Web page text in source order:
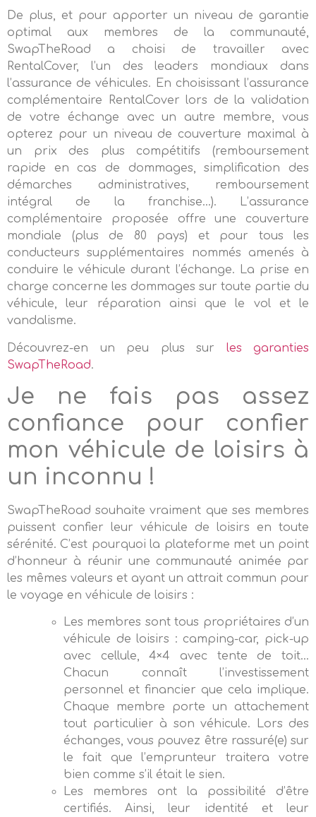
De plus, et pour apporter un niveau de garantie
optimal aux membres de la communauté,
SwapTheRoad a choisi de travailler avec
RentalCover, l’un des leaders mondiaux dans
l’assurance de véhicules. En choisissant l’assurance
complémentaire RentalCover lors de la validation
de votre échange avec un autre membre, vous
opterez pour un niveau de couverture maximal à
un prix des plus compétitifs (remboursement
rapide en cas de dommages, simplification des
démarches administratives, remboursement
intégral de la franchise…). L’assurance
complémentaire proposée offre une couverture
mondiale (plus de 80 pays) et pour tous les
conducteurs supplémentaires nommés amenés à
conduire le véhicule durant l’échange. La prise en
charge concerne les dommages sur toute partie du
véhicule, leur réparation ainsi que le vol et le
vandalisme.
Découvrez-en un peu plus sur les garanties
SwapTheRoad.
Je ne fais pas assez
confiance pour confier
mon véhicule de loisirs à
un inconnu !
SwapTheRoad souhaite vraiment que ses membres
puissent confier leur véhicule de loisirs en toute
sérénité. C’est pourquoi la plateforme met un point
d’honneur à réunir une communauté animée par
les mêmes valeurs et ayant un attrait commun pour
le voyage en véhicule de loisirs :
Les membres sont tous propriétaires d’un
véhicule de loisirs : camping-car, pick-up
avec cellule, 4×4 avec tente de toit…
Chacun connaît l’investissement
personnel et financier que cela implique.
Chaque membre porte un attachement
tout particulier à son véhicule. Lors des
échanges, vous pouvez être rassuré(e) sur
le fait que l’emprunteur traitera votre
bien comme s’il était le sien.
Les membres ont la possibilité d’être
certifiés. Ainsi, leur identité et leur